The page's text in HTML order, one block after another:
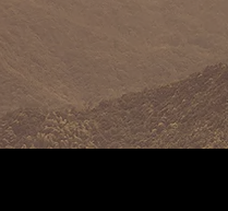
Первая леди мюзикла | Татьяна
Иванова, кинобиография